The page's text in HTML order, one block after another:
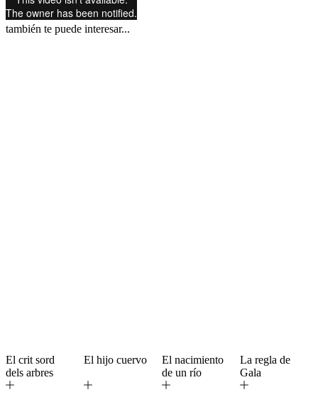
también te puede interesar...
El crit sord
dels arbres
El hijo cuervo
El nacimiento
de un río
La regla de
Gala